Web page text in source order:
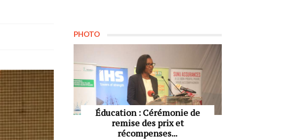
PHOTO
Éducation : Cérémonie de
remise des prix et
récompenses...